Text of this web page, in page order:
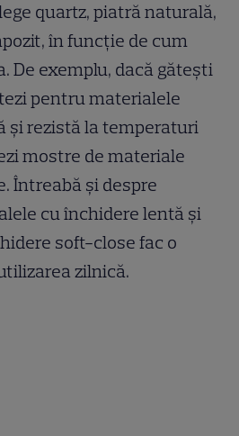
quartz, piatră naturală,
în funcție de cum
De exemplu, dacă gătești
pentru materialele
și rezistă la temperaturi
mostre de materiale
Întreabă și despre
cu închidere lentă și
soft-close fac o
zilnică.